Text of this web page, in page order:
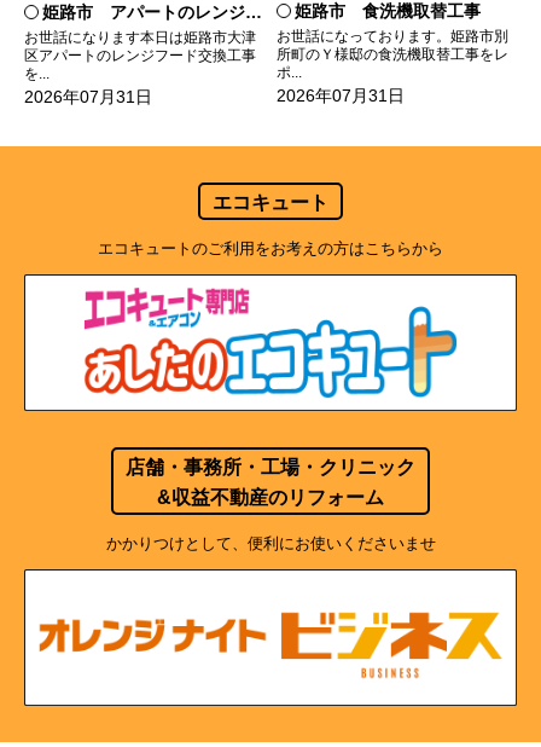
姫路市 アパートのレンジフード交換
お世話になります本日は姫路市大津
区アパートのレンジフード交換工事
を...
2026年07月31日
姫路市 食洗機取替工事
お世話になっております。姫路市別
所町のＹ様邸の食洗機取替工事をレ
ポ...
2026年07月31日
エコキュート
エコキュートのご利用をお考えの方はこちらから
店舗・事務所・工場・クリニック
&収益不動産のリフォーム
かかりつけとして、便利にお使いくださいませ